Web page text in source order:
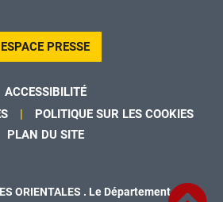
ESPACE PRESSE
ACCESSIBILITÉ
POLITIQUE SUR LES COOKIES
PLAN DU SITE
ORIENTALES . Le Département